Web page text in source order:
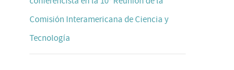
Comisión Interamericana de Ciencia y
Tecnología